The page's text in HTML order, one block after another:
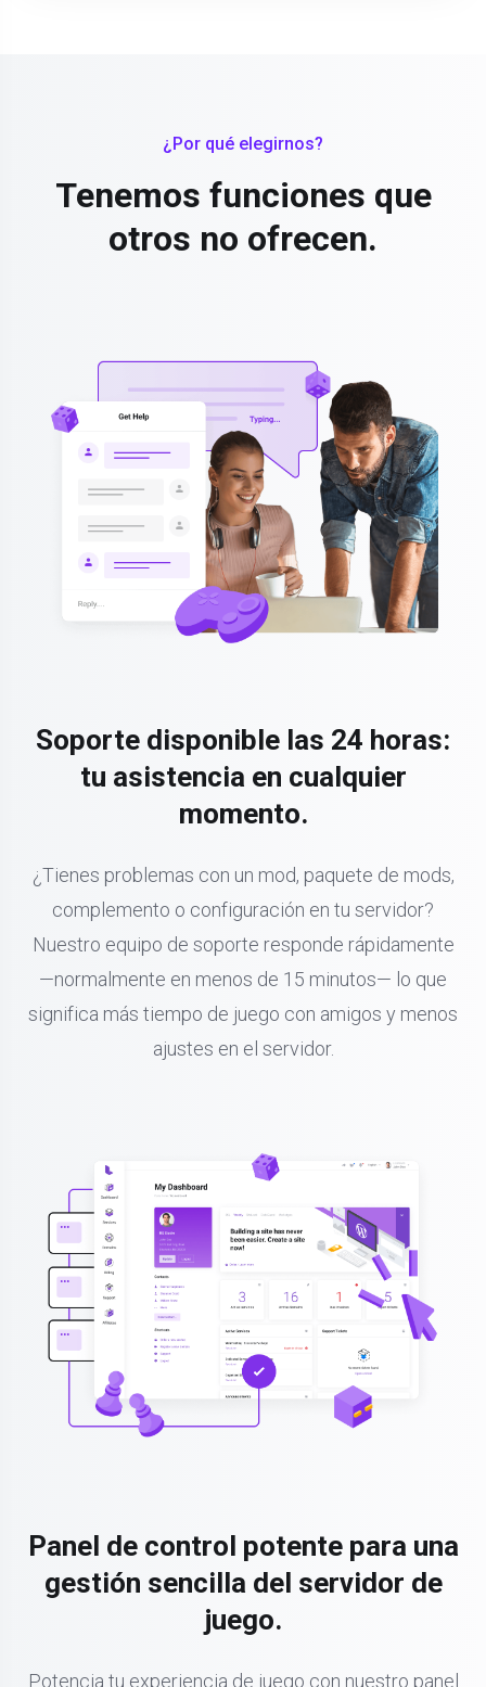
¿Por qué elegirnos?
Tenemos funciones que
otros no ofrecen.
Soporte disponible las 24 horas:
tu asistencia en cualquier
momento.
¿Tienes problemas con un mod, paquete de mods,
complemento o configuración en tu servidor?
Nuestro equipo de soporte responde rápidamente
—normalmente en menos de 15 minutos— lo que
significa más tiempo de juego con amigos y menos
ajustes en el servidor.
Panel de control potente para una
gestión sencilla del servidor de
juego.
Potencia tu experiencia de juego con nuestro panel